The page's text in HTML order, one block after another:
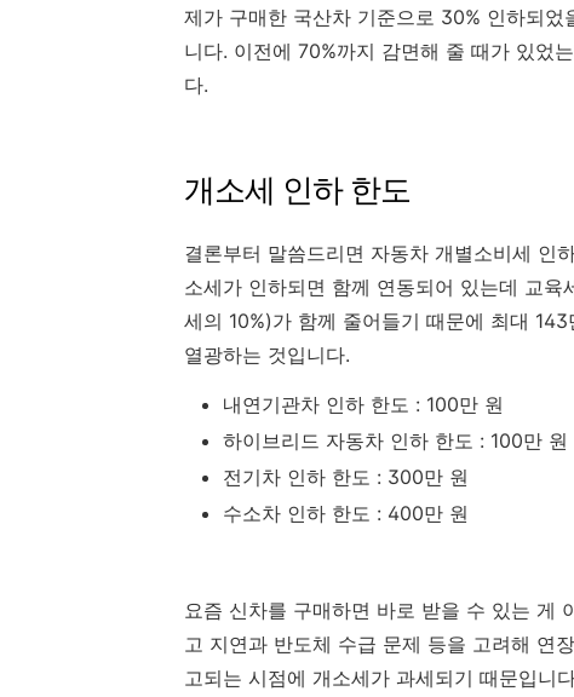
제가 구매한 국산차 기준으로 30% 인하되
니다. 이전에 70%까지 감면해 줄 때가 있었
다.
개소세 인하 한도
결론부터 말씀드리면 자동차 개별소비세 인
소세가 인하되면 함께 연동되어 있는데 교
세의 10%)가 함께 줄어들기 때문에 최대
열광하는 것입니다.
내연기관차 인하 한도 : 100만 원
하이브리드 자동차 인하 한도 : 100만 원
전기차 인하 한도 : 300만 원
수소차 인하 한도 : 400만 원
요즘 신차를 구매하면 바로 받을 수 있는 게
고 지연과 반도체 수급 문제 등을 고려해 연
고되는 시점에 개소세가 과세되기 때문입니